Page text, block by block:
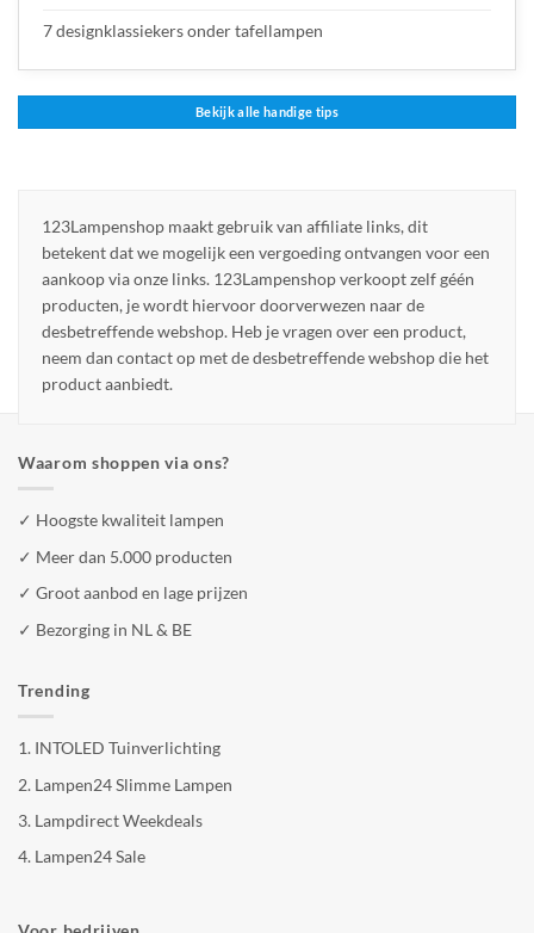
7 designklassiekers onder tafellampen
Bekijk alle handige tips
123Lampenshop maakt gebruik van affiliate links, dit
betekent dat we mogelijk een vergoeding ontvangen voor een
aankoop via onze links. 123Lampenshop verkoopt zelf géén
producten, je wordt hiervoor doorverwezen naar de
desbetreffende webshop. Heb je vragen over een product,
neem dan contact op met de desbetreffende webshop die het
product aanbiedt.
Waarom shoppen via ons?
✓ Hoogste kwaliteit lampen
✓ Meer dan 5.000 producten
✓ Groot aanbod en lage prijzen
✓ Bezorging in NL & BE
Trending
1. INTOLED Tuinverlichting
2. Lampen24 Slimme Lampen
3. Lampdirect Weekdeals
4. Lampen24 Sale